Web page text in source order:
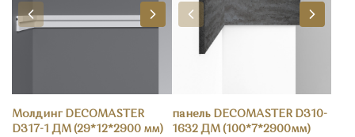
Молдинг DECOMASTER
D317-1 ДМ (29*12*2900 мм)
панель DECOMASTER D310-
1632 ДМ (100*7*2900мм)